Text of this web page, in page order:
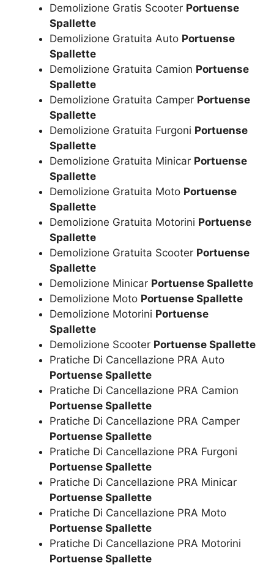
Demolizione Gratis Scooter Portuense
Spallette
Demolizione Gratuita Auto Portuense
Spallette
Demolizione Gratuita Camion Portuense
Spallette
Demolizione Gratuita Camper Portuense
Spallette
Demolizione Gratuita Furgoni Portuense
Spallette
Demolizione Gratuita Minicar Portuense
Spallette
Demolizione Gratuita Moto Portuense
Spallette
Demolizione Gratuita Motorini Portuense
Spallette
Demolizione Gratuita Scooter Portuense
Spallette
Demolizione Minicar Portuense Spallette
Demolizione Moto Portuense Spallette
Demolizione Motorini Portuense
Spallette
Demolizione Scooter Portuense Spallette
Pratiche Di Cancellazione PRA Auto
Portuense Spallette
Pratiche Di Cancellazione PRA Camion
Portuense Spallette
Pratiche Di Cancellazione PRA Camper
Portuense Spallette
Pratiche Di Cancellazione PRA Furgoni
Portuense Spallette
Pratiche Di Cancellazione PRA Minicar
Portuense Spallette
Pratiche Di Cancellazione PRA Moto
Portuense Spallette
Pratiche Di Cancellazione PRA Motorini
Portuense Spallette